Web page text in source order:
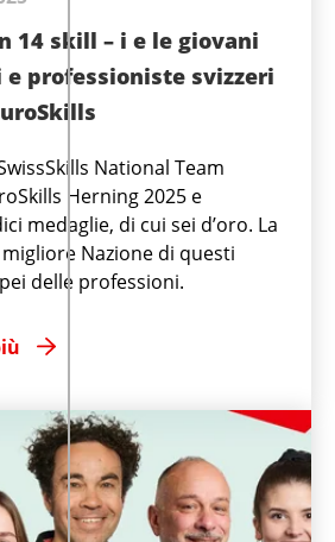
14 skill – i e le giovani
professioniste svizzeri
National Team
Herning 2025 e
medaglie, di cui sei d’oro. La
migliore Nazione di questi
delle professioni.